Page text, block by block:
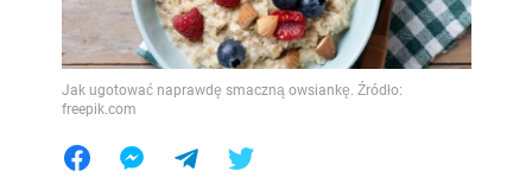
Jak ugotować naprawdę smaczną owsiankę. Źródło:
freepik.com